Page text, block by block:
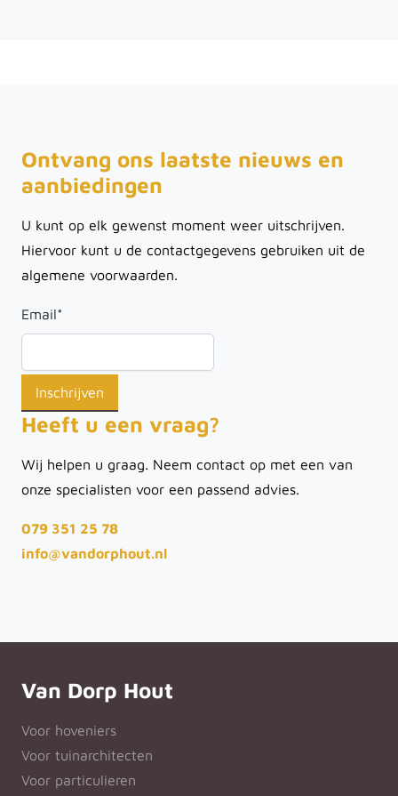
Ontvang ons laatste nieuws en
aanbiedingen
U kunt op elk gewenst moment weer uitschrijven.
Hiervoor kunt u de contactgegevens gebruiken uit de
algemene voorwaarden.
Email*
Heeft u een vraag?
Wij helpen u graag. Neem contact op met een van
onze specialisten voor een passend advies.
079 351 25 78
info@vandorphout.nl
Van Dorp Hout
Voor hoveniers
Voor tuinarchitecten
Voor particulieren